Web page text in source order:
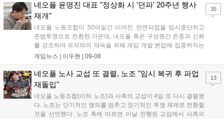
네오플 윤명진 대표 "정상화 시 '던파' 20주년 행사
재개"
네오플 노동조합이 50여일간 이어진 전면파업을 임시중단하고
준법투쟁으로 전환한 가운데, 네오플 측은 구성원간 존중과 신뢰
를 강조하며 유저와의 약속을 위해 게임 개발 본업에 집중하자는
메시지를 전했다. 8일 윤명진 네오플 대표는 구성원들에게 보낸
중요하다"며 "함께 협력하고 서로를 격려하며 앞으로...
게임뉴스 | 이두현 09-08
35
네오플 노사 교섭 또 결렬, 노조 "임시 복귀 후 파업
재돌입"
네오플 노동조합(이하 노조)과 사측의 교섭이 4일 또 다시 결렬됐
다. 노조는 단기적인 쟁의를 멈추고 장기적인 투쟁 체제로 전환할
것을 선언했다. 노조 측에 따르면 이날 진행된 교섭에서 사측의
13